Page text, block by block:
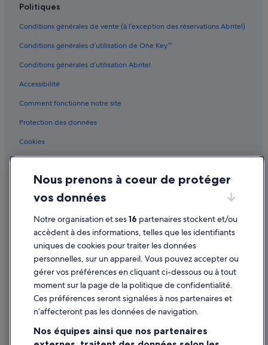
Eymet : Chambres d’hôtes
Eymet : hôtels Hôtels romantiques
Eymet : hôtels
Eymet : Lodges
Eymet : Maisons de ville
Eymet : Palaces
Eymet : Ranchs
Eymet : Complexes hôteliers
Faux : hôtels Hôtels pas chers
Faux : hôtels
Fonroque : Châteaux
Bergerac-Périgord-Dordogne : hôtels à proximité
Issigeac : Agrotourisme
Issigeac : Chambres d’hôtes
Issigeac : Maison d’hôtes
Issigeac : hôtels
Issigeac : Palaces
Politiques
Conditions générales de vente (à l’exception des réservations Abritel)
Conditions générales d’utilisation de One Key™
Conditions générales d’utilisation Abritel
Accessibilité
Comment fonctionne notre site
Protection des données
Cookies
Mentions légales / Nous contacter
Directives de contenu et signalement de contenus
Aide
Assistance
Annuler votre vol
Annuler une réservation d'hôtel ou de location de vacances
Délais de remboursement
Nous prenons à coeur de protéger
vos données
Notre organisation et ses16 partenaires stockent et/ou
accèdent à des informations, telles que les identifiants
uniques de cookies pour traiter les données
personnelles, sur un appareil. Vous pouvez accepter ou
gérer vos préférences en cliquant ci-dessous ou à tout
moment sur la page de la politique de confidentialité.
Ces préférences seront signalées à nos partenaires et
n’affecteront pas les données de navigation.
Nos équipes ainsi que nos partenaires